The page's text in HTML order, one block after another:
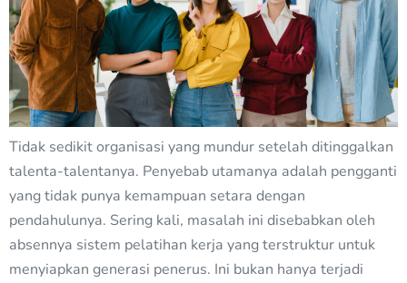
Tidak sedikit organisasi yang mundur setelah ditinggalkan
talenta-talentanya. Penyebab utamanya adalah pengganti
yang tidak punya kemampuan setara dengan
pendahulunya. Sering kali, masalah ini disebabkan oleh
absennya sistem pelatihan kerja yang terstruktur untuk
menyiapkan generasi penerus. Ini bukan hanya terjadi